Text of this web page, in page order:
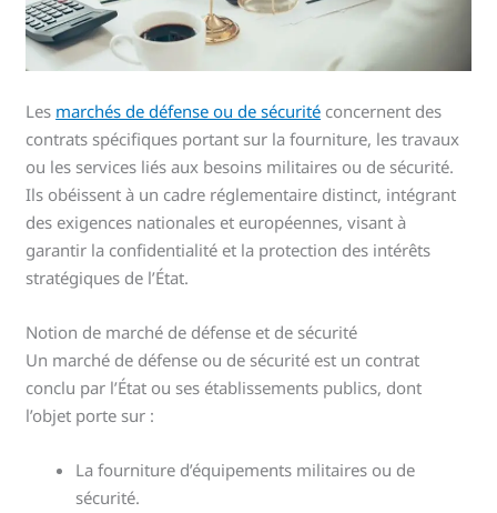
Les marchés de défense ou de sécurité concernent des
contrats spécifiques portant sur la fourniture, les travaux
ou les services liés aux besoins militaires ou de sécurité.
Ils obéissent à un cadre réglementaire distinct, intégrant
des exigences nationales et européennes, visant à
garantir la confidentialité et la protection des intérêts
stratégiques de l’État.
Notion de marché de défense et de sécurité
Un marché de défense ou de sécurité est un contrat
conclu par l’État ou ses établissements publics, dont
l’objet porte sur :
La fourniture d’équipements militaires ou de
sécurité.